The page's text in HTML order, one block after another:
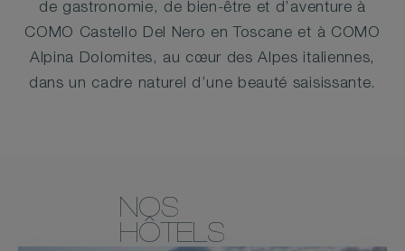
de gastronomie, de bien-être et d’aventure à
COMO Castello Del Nero en Toscane et à COMO
Alpina Dolomites, au cœur des Alpes italiennes,
dans un cadre naturel d’une beauté saisissante.
NOS
HÔTELS